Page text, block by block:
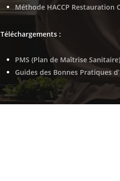
Méthode HACCP Restauration
Téléchargements :
PMS (Plan de Maîtrise Sanitaire)
Guides des Bonnes Pratiques